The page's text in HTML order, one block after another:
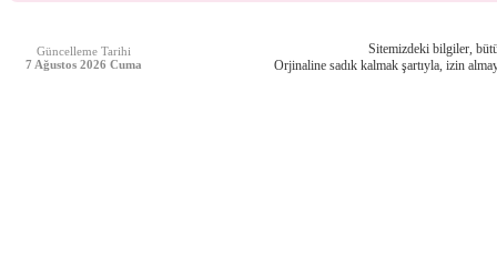
Güncelleme Tarihi
7 Ağustos 2026 Cuma
Sitemizdeki bilgiler,
Orjinaline sadık kalmak şartıyla, izin